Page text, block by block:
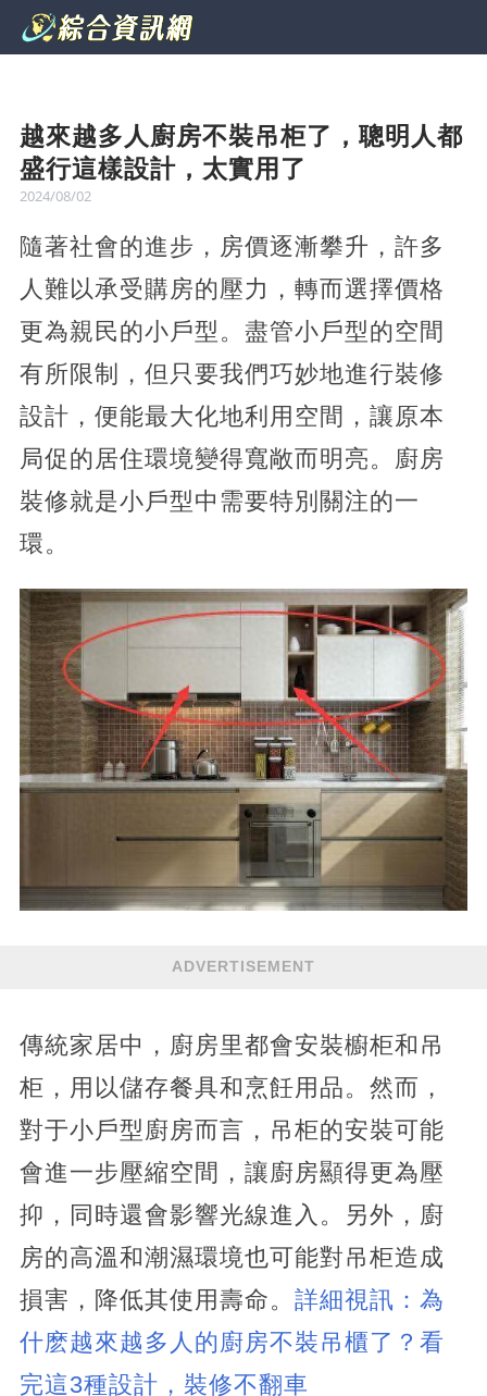
越來越多人廚房不裝吊柜了，聰明人都
盛行這樣設計，太實用了
2024/08/02
隨著社會的進步，房價逐漸攀升，許多
人難以承受購房的壓力，轉而選擇價格
更為親民的小戶型。盡管小戶型的空間
有所限制，但只要我們巧妙地進行裝修
設計，便能最大化地利用空間，讓原本
局促的居住環境變得寬敞而明亮。廚房
裝修就是小戶型中需要特別關注的一
環。
ADVERTISEMENT
傳統家居中，廚房里都會安裝櫥柜和吊
柜，用以儲存餐具和烹飪用品。然而，
對于小戶型廚房而言，吊柜的安裝可能
會進一步壓縮空間，讓廚房顯得更為壓
抑，同時還會影響光線進入。另外，廚
房的高溫和潮濕環境也可能對吊柜造成
損害，降低其使用壽命。 詳細視訊：為
什麽越來越多人的廚房不裝吊櫃了？看
完這3種設計，裝修不翻車